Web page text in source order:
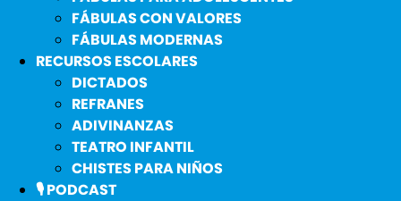
FÁBULAS CON VALORES
FÁBULAS MODERNAS
RECURSOS ESCOLARES
DICTADOS
REFRANES
ADIVINANZAS
TEATRO INFANTIL
CHISTES PARA NIÑOS
🎙️ PODCAST